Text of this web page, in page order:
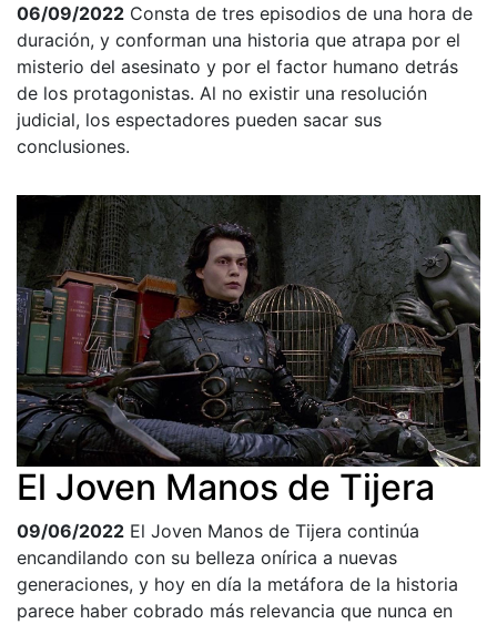
06/09/2022 Consta de tres episodios de una hora de
duración, y conforman una historia que atrapa por el
misterio del asesinato y por el factor humano detrás
de los protagonistas. Al no existir una resolución
judicial, los espectadores pueden sacar sus
conclusiones.
El Joven Manos de Tijera
09/06/2022 El Joven Manos de Tijera continúa
encandilando con su belleza onírica a nuevas
generaciones, y hoy en día la metáfora de la historia
parece haber cobrado más relevancia que nunca en